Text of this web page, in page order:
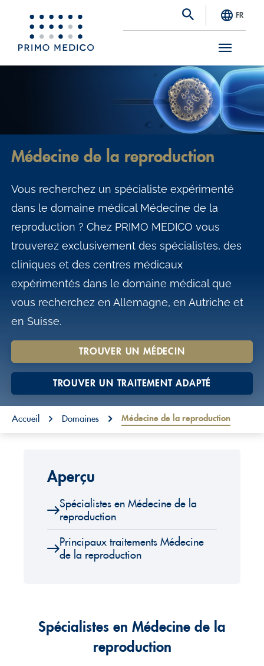
S
FR
Médecine de la reproduction
Vous recherchez un spécialiste expérimenté
dans le domaine médical Médecine de la
reproduction ? Chez PRIMO MEDICO vous
trouverez exclusivement des spécialistes, des
cliniques et des centres médicaux
expérimentés dans le domaine médical que
vous recherchez en Allemagne, en Autriche et
en Suisse.
TROUVER UN MÉDECIN
TROUVER UN TRAITEMENT ADAPTÉ
You are here:
Accueil Domaines Médecine de la reproduction
Aperçu
Spécialistes en Médecine de la
reproduction
Principaux traitements Médecine
de la reproduction
Spécialistes en Médecine de la
reproduction